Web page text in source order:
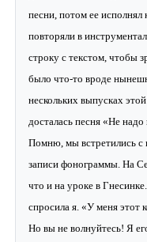
песни, потом ее исполнял
повторяли в
строку с текстом, чтобы
было что-то вроде
нескольких выпусках
досталась песня «Не надо
Помню, мы встретились с
записи фонограммы. На
что и на уроке в
спросила я. «У меня этот
Но вы не волнуйтесь! Я